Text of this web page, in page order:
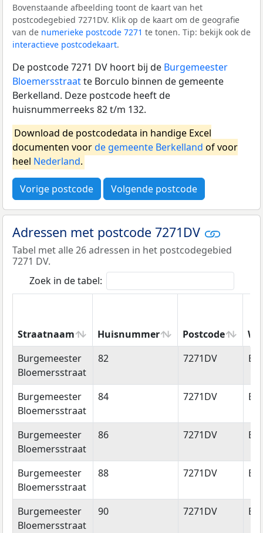
Bovenstaande afbeelding toont de kaart van het
postcodegebied 7271DV. Klik op de kaart om de geografie
van de numerieke postcode 7271 te tonen. Tip: bekijk ook de
interactieve postcodekaart.
De postcode 7271 DV hoort bij de Burgemeester
Bloemersstraatte Borculo binnen de gemeente
Berkelland. Deze postcode heeft de
huisnummerreeks 82 t/m 132.
Download de postcodedata in handige Excel
documenten voorde gemeente Berkelland of voor
heel Nederland.
Vorige postcode Volgende postcode
Adressen met postcode 7271DV
Tabel met alle 26 adressen in het postcodegebied
7271 DV.
Zoek in de tabel:
Straatnaam Huisnummer Postcode
Straatnaam
Huisnummer Postcode
Burgemeester
Bloemersstraat
82 7271DV
Burgemeester
Bloemersstraat
84 7271DV
Burgemeester
Bloemersstraat
86 7271DV
Burgemeester
Bloemersstraat
88 7271DV
Burgemeester
Bloemersstraat
90 7271DV